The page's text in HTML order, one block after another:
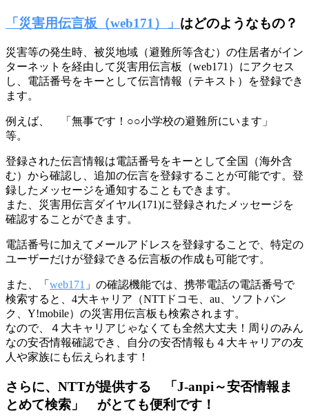
「災害用伝言板（web171）」 はどのようなもの？
災害等の発生時、被災地域（避難所等含む）の住居者がイン
ターネットを経由して災害用伝言板（web171）にアクセス
し、電話番号をキーとして伝言情報（テキスト）を登録でき
ます。
例えば、 「無事です！○○小学校の避難所にいます」
等。
登録された伝言情報は電話番号をキーとして全国（海外含
む）から確認し、追加の伝言を登録することが可能です。登
録したメッセージを通知することもできます。
また、災害用伝言ダイヤル(171)に登録されたメッセージを
確認することができます。
電話番号に加えてメールアドレスを登録することで、特定の
ユーザーだけが登録できる伝言板の作成も可能です。
また、「 web171 」の確認機能では、携帯電話の電話番号で
検索すると、4大キャリア（NTTドコモ、au、ソフトバン
ク、Y!mobile）の災害用伝言板も検索されます。
なので、４大キャリアじゃなくても全然大丈夫！周りのみん
なの安否情報確認でき、自分の安否情報も４大キャリアの友
人や家族にも伝えられます！
さらに、NTTが提供する 「J-anpi～安否情報ま
とめて検索」 がとても便利です！